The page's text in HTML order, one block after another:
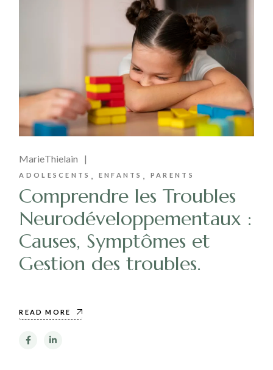
MarieThielain
ADOLESCENTS ENFANTS PARENTS
Comprendre les Troubles
Neurodéveloppementaux :
Causes, Symptômes et
Gestion des troubles.
READ MORE